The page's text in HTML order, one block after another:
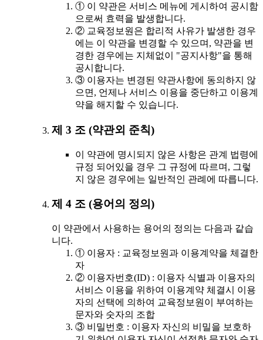
① 이 약관은 서비스 메뉴에 게시하여 공시함
으로써 효력을 발생합니다.
② 교육정보원은 합리적 사유가 발생한 경우
에는 이 약관을 변경할 수 있으며, 약관을 변
경한 경우에는 지체없이 "공지사항"을 통해
공시합니다.
③ 이용자는 변경된 약관사항에 동의하지 않
으면, 언제나 서비스 이용을 중단하고 이용계
약을 해지할 수 있습니다.
제 3 조 (약관외 준칙)
이 약관에 명시되지 않은 사항은 관계 법령에
규정 되어있을 경우 그 규정에 따르며, 그렇
지 않은 경우에는 일반적인 관례에 따릅니다.
제 4 조 (용어의 정의)
이 약관에서 사용하는 용어의 정의는 다음과 같습
니다.
① 이용자 : 교육정보원과 이용계약을 체결한
자
② 이용자번호(ID) : 이용자 식별과 이용자의
서비스 이용을 위하여 이용계약 체결시 이용
자의 선택에 의하여 교육정보원이 부여하는
문자와 숫자의 조합
③ 비밀번호 : 이용자 자신의 비밀을 보호하